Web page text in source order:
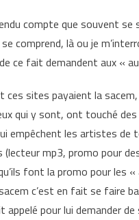
compte que souvent
comprend, là ou je
ce fait demandent aux «
ces sites payaient la
qui y sont, ont touché
empêchent les artistes de
(lecteur mp3, promo pour
font la promo pour les
c’est en fait se faire
appelé pour lui demander